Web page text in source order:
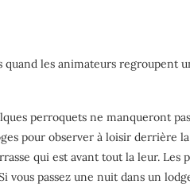
les animateurs regroupent
perroquets ne manqueront
pour observer à loisir derrière
qui est avant tout la leur.
passez une nuit dans un